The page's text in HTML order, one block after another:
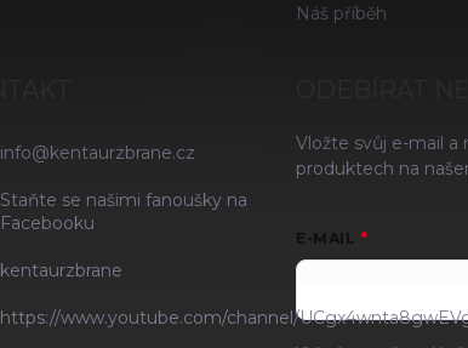
Náš příběh
info@kentaurzbrane.cz
Staňte se našimi fanoušky na
Facebooku
kentaurzbrane
https://www.youtube.com/channel/
Vložte svůj e-mail
produktech na
E-MAIL